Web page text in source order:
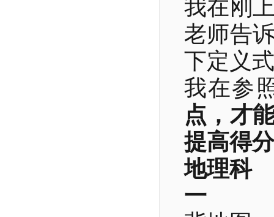
我在刚
老师告
下定义
我在参
点，才
提高得
地理科
一